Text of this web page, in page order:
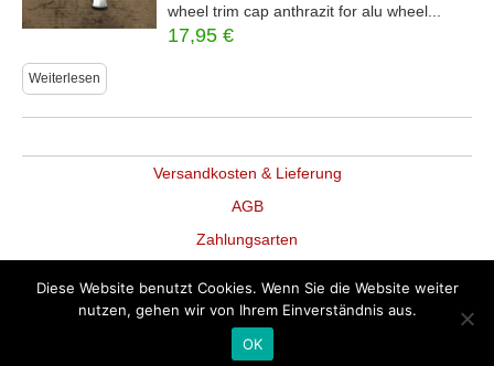
wheel trim cap anthrazit for alu wheel...
17,95€
Weiterlesen
Versandkosten & Lieferung
AGB
Zahlungsarten
Widerruf
Impressum
Diese Website benutzt Cookies. Wenn Sie die Website weiter
nutzen, gehen wir von Ihrem Einverständnis aus.
OK